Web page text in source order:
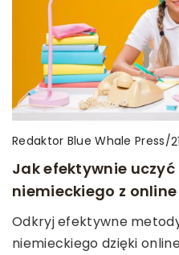
Redaktor Blue Whale Press/
Jak efektywnie uczyć
niemieckiego z
Odkryj efektywne
niemieckiego dzięki